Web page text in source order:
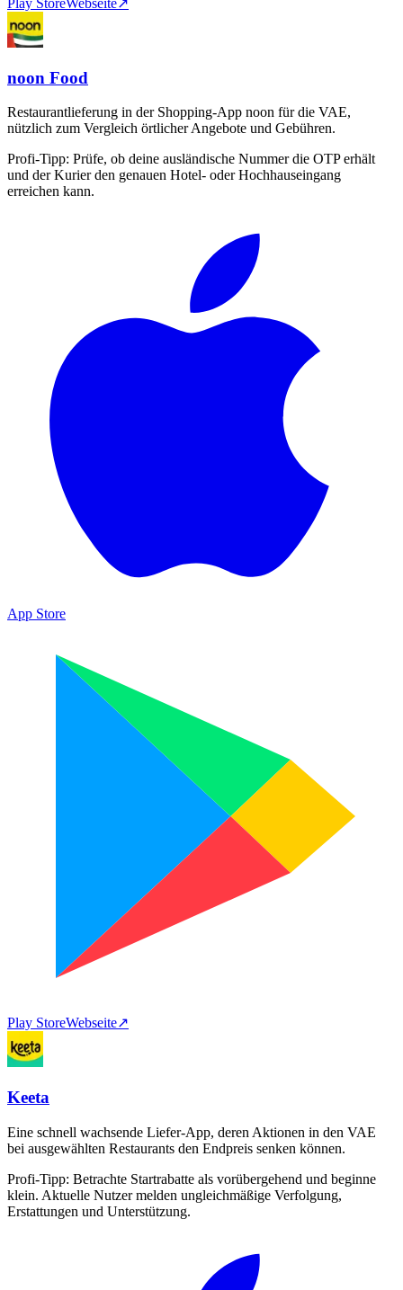
noon Food
Restaurantlieferung in der Shopping-App noon für die VAE,
nützlich zum Vergleich örtlicher Angebote und Gebühren.
Profi-Tipp: Prüfe, ob deine ausländische Nummer die OTP erhält
und der Kurier den genauen Hotel- oder Hochhauseingang
erreichen kann.
App Store
Play StoreWebseite↗
Keeta
Eine schnell wachsende Liefer-App, deren Aktionen in den VAE
bei ausgewählten Restaurants den Endpreis senken können.
Profi-Tipp: Betrachte Startrabatte als vorübergehend und beginne
klein. Aktuelle Nutzer melden ungleichmäßige Verfolgung,
Erstattungen und Unterstützung.